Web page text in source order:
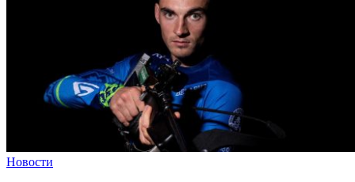
Новости